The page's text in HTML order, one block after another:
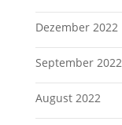
Dezember 2022
September 2022
August 2022